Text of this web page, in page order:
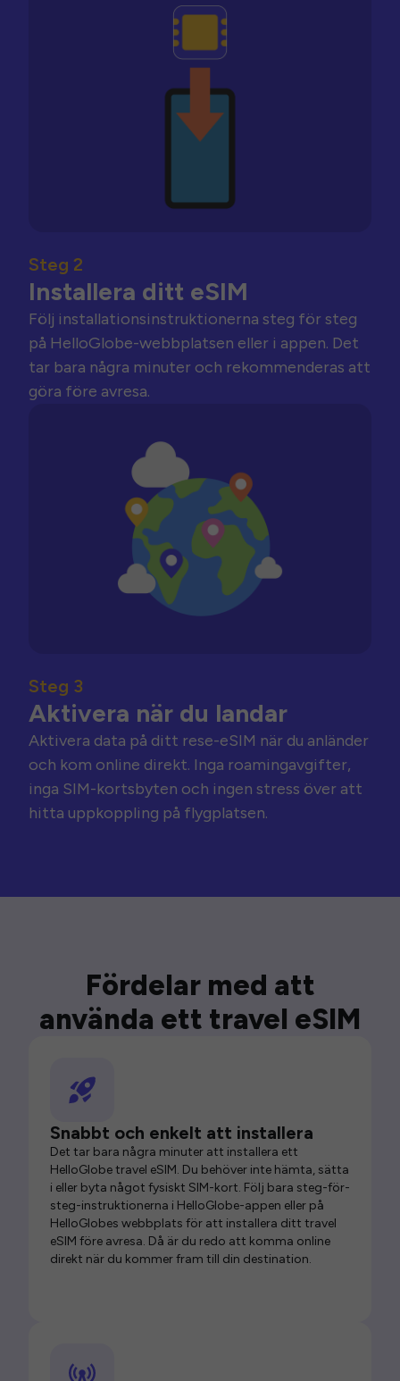
Steg 2
Installera ditt eSIM
Följ installationsinstruktionerna steg för steg
på HelloGlobe-webbplatsen eller i appen. Det
tar bara några minuter och rekommenderas att
göra före avresa.
Steg 3
Aktivera när du landar
Aktivera data på ditt rese-eSIM när du anländer
och kom online direkt. Inga roamingavgifter,
inga SIM-kortsbyten och ingen stress över att
hitta uppkoppling på flygplatsen.
Fördelar med att
använda ett travel eSIM
Snabbt och enkelt att installera
Det tar bara några minuter att installera ett
HelloGlobe travel eSIM. Du behöver inte hämta, sätta
i eller byta något fysiskt SIM-kort. Följ bara steg-för-
steg-instruktionerna i HelloGlobe-appen eller på
HelloGlobes webbplats för att installera ditt travel
eSIM före avresa. Då är du redo att komma online
direkt när du kommer fram till din destination.